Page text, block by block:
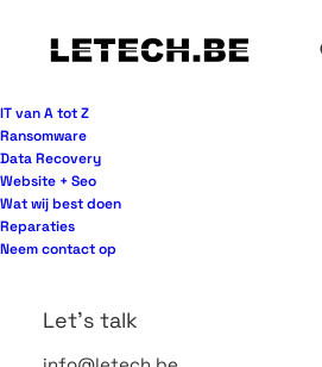
IT van A tot Z
Ransomware
Data Recovery
Website + Seo
Wat wij best doen
Reparaties
Neem contact op
Let's talk
Een laptop die te laat
die half is ingericht of een
de groei van uw bedrijf – het
niet alleen om dozen afleveren,